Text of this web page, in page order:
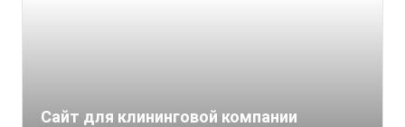
Cайт для клининговой компании